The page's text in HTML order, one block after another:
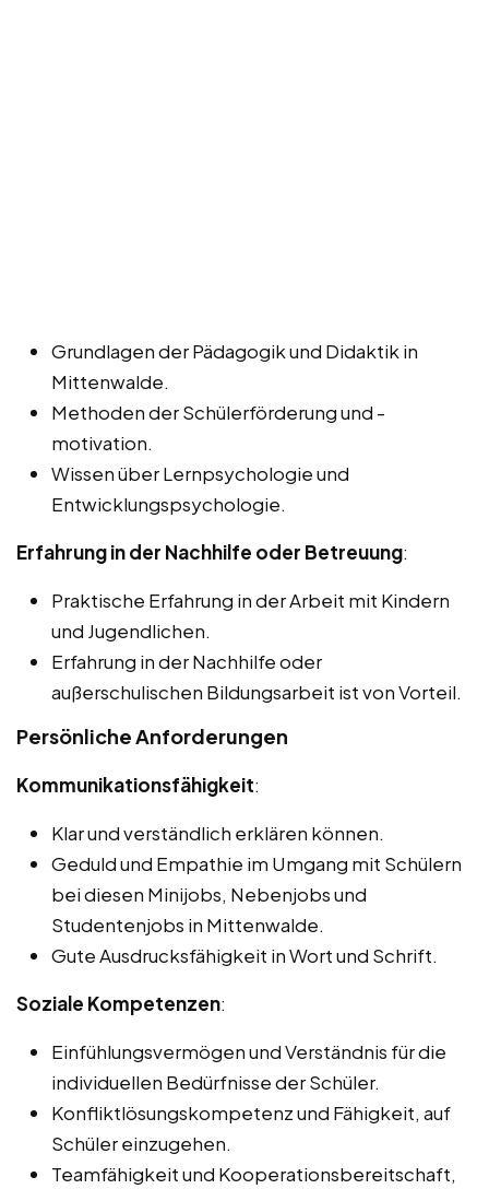
Grundlagen der Pädagogik und Didaktik in
Mittenwalde.
Methoden der Schülerförderung und -
motivation.
Wissen über Lernpsychologie und
Entwicklungspsychologie.
Erfahrung in der Nachhilfe oder Betreuung:
Praktische Erfahrung in der Arbeit mit Kindern
und Jugendlichen.
Erfahrung in der Nachhilfe oder
außerschulischen Bildungsarbeit ist von Vorteil.
Persönliche Anforderungen
Kommunikationsfähigkeit:
Klar und verständlich erklären können.
Geduld und Empathie im Umgang mit Schülern
bei diesen Minijobs, Nebenjobs und
Studentenjobs in Mittenwalde.
Gute Ausdrucksfähigkeit in Wort und Schrift.
Soziale Kompetenzen:
Einfühlungsvermögen und Verständnis für die
individuellen Bedürfnisse der Schüler.
Konfliktlösungskompetenz und Fähigkeit, auf
Schüler einzugehen.
Teamfähigkeit und Kooperationsbereitschaft,